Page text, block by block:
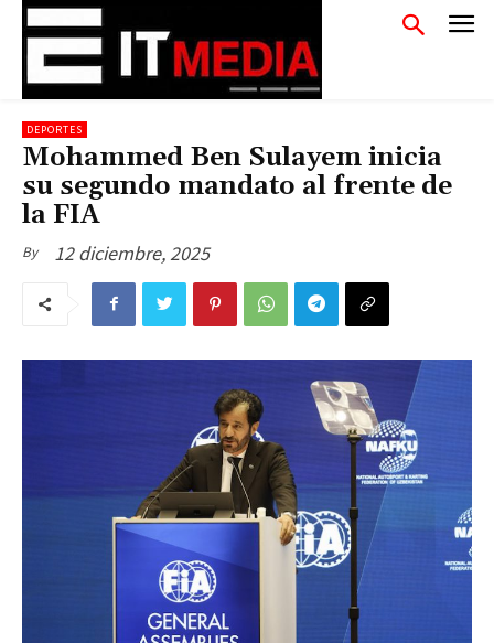
DEPORTES
Mohammed Ben Sulayem inicia
su segundo mandato al frente de
la FIA
By 12 diciembre, 2025